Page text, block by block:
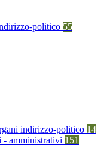
politico 55
indirizzo-politico 14
- amministrativi 151